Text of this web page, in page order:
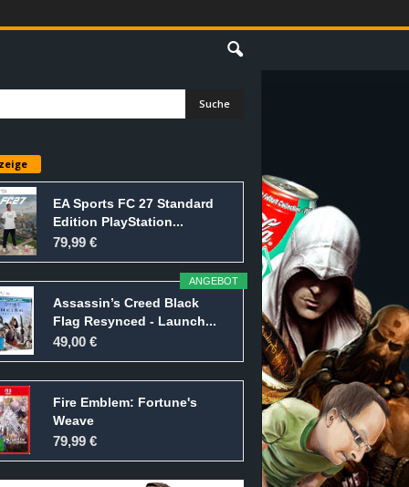
EA Sports FC 27 Standard
Edition PlayStation...
79,99 €
ANGEBOT
Assassin’s Creed Black
Flag Resynced - Launch...
49,00 €
Fire Emblem: Fortune's
Weave
79,99 €